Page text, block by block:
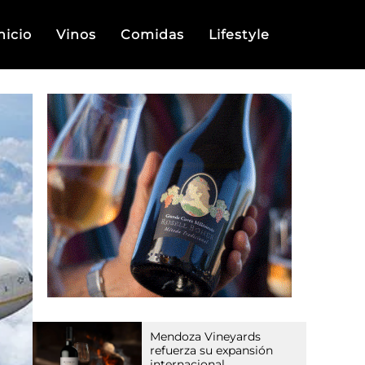
Vinos Comidas Lifestyle
Mendoza Vineyards
refuerza su expansión